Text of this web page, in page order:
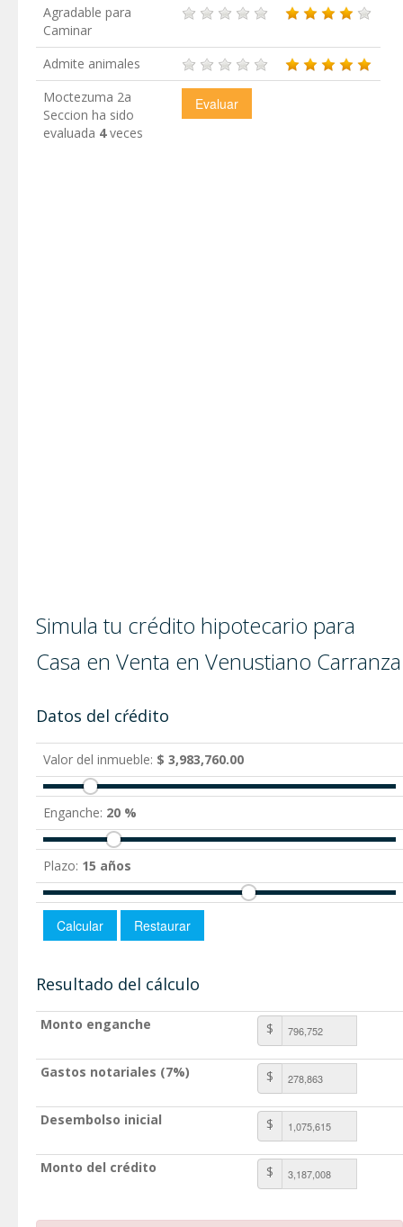
Agradable para
Caminar
Admite animales
Moctezuma 2a
Seccion ha sido
evaluada 4veces
Simula tu crédito hipotecario para
Casa en Venta en Venustiano Carranza
Datos del cŕédito
Valor del inmueble: $ 3,983,760.00
Enganche: 20 %
Plazo: 15 años
Resultado del cálculo
Monto enganche $
Gastos notariales (7%) $
Desembolso inicial $
Monto del crédito $